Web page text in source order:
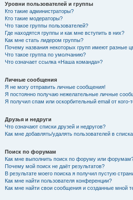
Уровни пользователей и группы
Кто такие администраторы?
Кто такие модераторы?
Что такое группы пользователей?
Где находятся группы и как мне вступить в них?
Как мне стать лидером группы?
Почему названия некоторых групп имеют разные
Что такое группа по умолчанию?
Что означает ссылка «Наша команда»?
Личные сообщения
Я не могу отправить личные сообщения!
Я постоянно получаю нежелательные личные
Я получил спам или оскорбительный email от кого-
Друзья и недруги
Что означают списки друзей и недругов?
Как мне добавлять/удалять пользователей в
Поиск по форумам
Как мне выполнить поиск по форуму или
Почему мой поиск не даёт результатов?
В результате моего поиска я получил пустую
Как мне найти пользователя конференции?
Как мне найти свои сообщения и созданные мной